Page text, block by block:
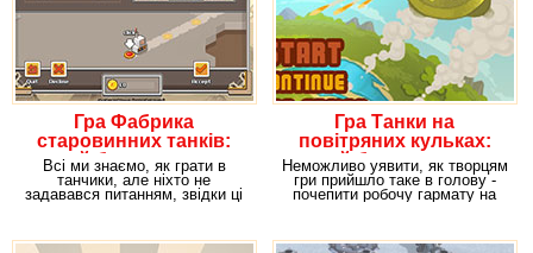
Гра Фабрика
старовинних танків:
грай безкоштовно
онлайн!!
Всі ми знаємо, як грати в
танчики, але ніхто не
задавався питанням, звідки ці
Гра Танки на
повітряних кульках:
грай безкоштовно
онлайн!!
Неможливо уявити, як творцям
гри прийшло таке в голову -
почепити робочу гармату на